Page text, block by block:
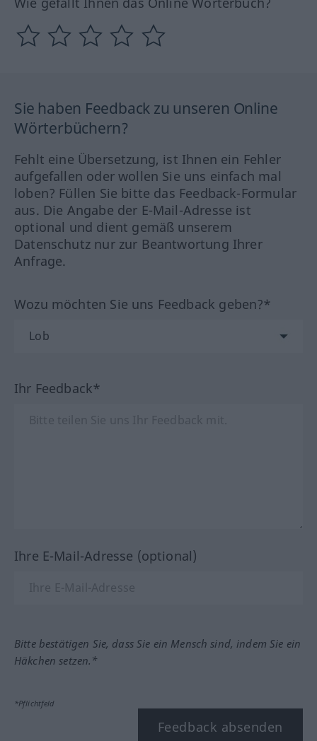
Sie haben Feedback zu unseren Online
Wörterbüchern?
Fehlt eine Übersetzung, ist Ihnen ein Fehler
aufgefallen oder wollen Sie uns einfach mal
loben? Füllen Sie bitte das Feedback-Formular
aus. Die Angabe der E-Mail-Adresse ist
optional und dient gemäß unserem
Datenschutz nur zur Beantwortung Ihrer
Anfrage.
Wozu möchten Sie uns Feedback geben?*
Ihr Feedback*
Ihre E-Mail-Adresse (optional)
Bitte bestätigen Sie, dass Sie ein Mensch sind, indem Sie ein
Häkchen setzen.*
*Pflichtfeld
Feedback absenden